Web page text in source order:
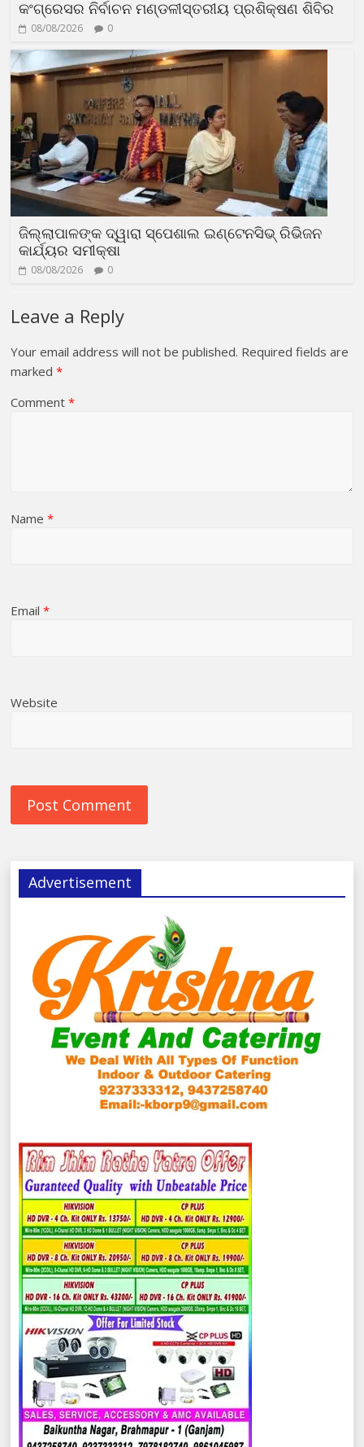
କଂଗ୍ରେସର ନିର୍ବାଚନ ମଣ୍ଡଳୀସ୍ତରୀୟ ପ୍ରଶିକ୍ଷଣ ଶିବିର
08/08/2026 0
ଜିଲ୍ଲାପାଳଙ୍କ ଦ୍ୱାରା ସ୍ପେଶାଲ ଇଣ୍ଟେନସିଭ୍ ରିଭିଜନ
କାର୍ଯ୍ୟର ସମୀକ୍ଷା
08/08/2026 0
Leave a Reply
Your email address will not be published. Required fields are
marked*
Comment*
Name*
Email*
Website
Advertisement